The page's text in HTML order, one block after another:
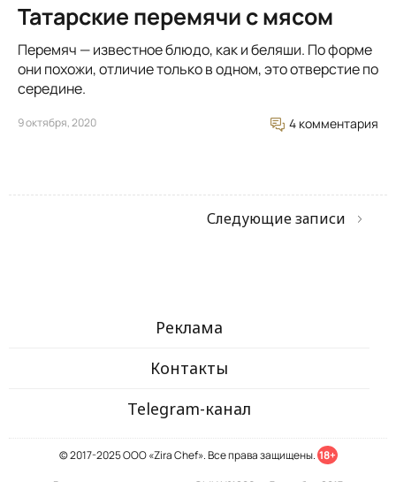
Татарские перемячи с мясом
Перемяч — известное блюдо, как и беляши. По форме
они похожи, отличие только в одном, это отверстие по
середине.
9 октября, 2020 4 комментария
Следующие записи
Реклама
Контакты
Telegram-канал
© 2017-2025 ООО «Zira Chef». Все права защищены. 18+